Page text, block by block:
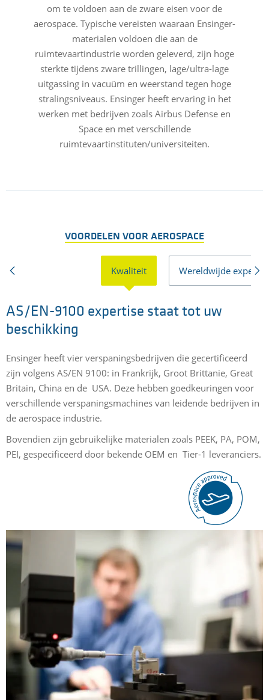
om te voldoen aan de zware eisen voor de
aerospace. Typische vereisten waaraan Ensinger-
materialen voldoen die aan de
ruimtevaartindustrie worden geleverd, zijn hoge
sterkte tijdens zware trillingen, lage/ultra-lage
uitgassing in vacuüm en weerstand tegen hoge
stralingsniveaus. Ensinger heeft ervaring in het
werken met bedrijven zoals Airbus Defense en
Space en met verschillende
ruimtevaartinstituten/universiteiten.
VOORDELEN VOOR AEROSPACE
Kwaliteit Wereldwijde
AS/EN-9100 expertise staat tot uw
beschikking
Ensinger heeft vier verspaningsbedrijven die gecertificeerd
zijn volgens AS/EN 9100: in Frankrijk, Groot Brittanie, Great
Britain, China en de USA. Deze hebben goedkeuringen voor
verschillende verspaningsmachines van leidende bedrijven in
de aerospace industrie.
Bovendien zijn gebruikelijke materialen zoals PEEK, PA, POM,
PEI, gespecificeerd door bekende OEM en Tier-1 leveranciers.